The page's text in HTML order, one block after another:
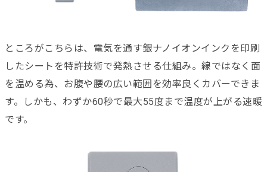
ところがこちらは、電気を通す銀ナノイオンインクを印刷
したシートを特許技術で発熱させる仕組み。線ではなく面
を温める為、お腹や腰の広い範囲を効率良くカバーできま
す。しかも、わずか60秒で最大55度まで温度が上がる速暖
です。